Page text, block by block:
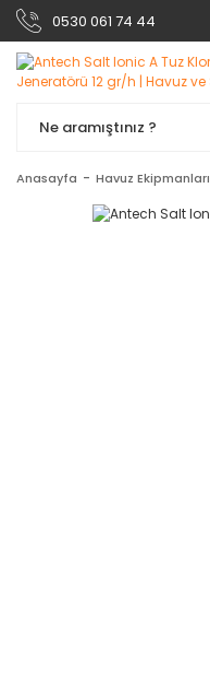
0530 061 74 44
Anasayfa Havuz Ekipmanları